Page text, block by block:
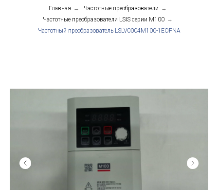
Главная → Частотные преобразователи →
Частотные преобразователи LSIS серии М100 →
Частотный преобразователь LSLV0004M100-1EOFNA